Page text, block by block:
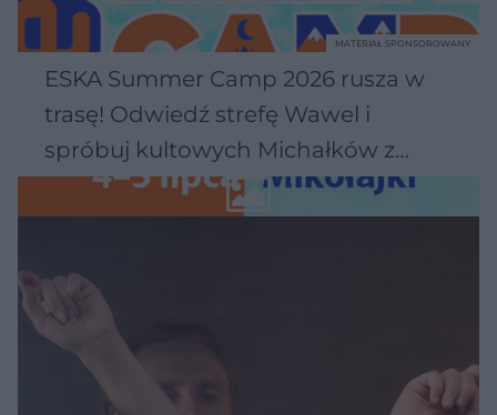
ESKA Summer Camp 2026 rusza w
trasę! Odwiedź strefę Wawel i
spróbuj kultowych Michałków z
Wawelu
MATERIAŁ SPONSOROWANY